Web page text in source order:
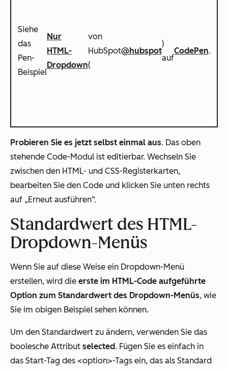
Siehe
das
Pen-
Beispiel
Nur
HTML-
Dropdown
von
HubSpot
(
@hubspot
)
auf
CodePen.
Probieren Sie es jetzt selbst einmal aus. Das oben
stehende Code-Modul ist editierbar. Wechseln Sie
zwischen den HTML- und CSS-Registerkarten,
bearbeiten Sie den Code und klicken Sie unten rechts
auf „Erneut ausführen“.
Standardwert des HTML-
Dropdown-Menüs
Wenn Sie auf diese Weise ein Dropdown-Menü
erstellen, wird die erste im HTML-Code aufgeführte
Option zum Standardwert des Dropdown-Menüs, wie
Sie im obigen Beispiel sehen können.
Um den Standardwert zu ändern, verwenden Sie das
boolesche Attribut selected. Fügen Sie es einfach in
das Start-Tag des <option>-Tags ein, das als Standard